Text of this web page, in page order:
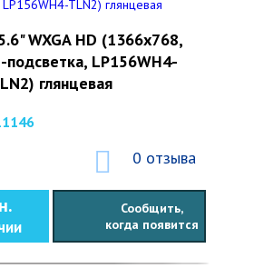
WXGA HD (1366x768,
подсветка, LP156WH4-
глянцевая
0 отзыва
Сообщить,
когда появится